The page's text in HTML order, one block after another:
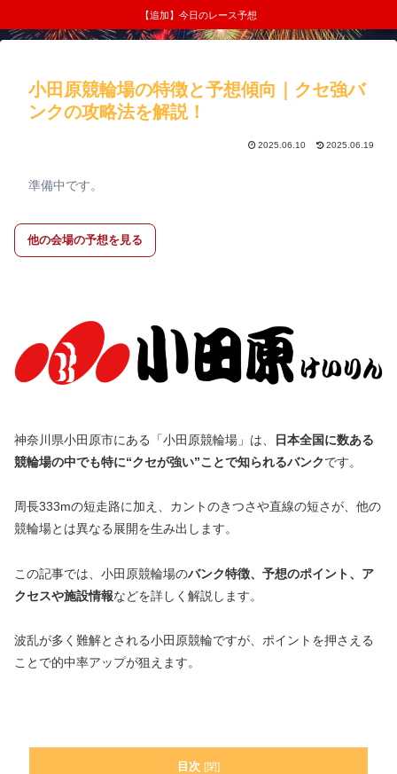
【追加】今日のレース予想
小田原競輪場の特徴と予想傾向｜クセ強バ
ンクの攻略法を解説！
2025.06.10 2025.06.19
準備中です。
他の会場の予想を見る
神奈川県小田原市にある「小田原競輪場」は、
日本全国に数ある
競輪場の中でも特に“クセが強い”ことで知られるバンクです。
周長333mの短走路に加え、カントのきつさや直線の短さが、他の
競輪場とは異なる展開を生み出します。
この記事では、小田原競輪場のバンク特徴、予想のポイント、ア
クセスや施設情報などを詳しく解説します。
波乱が多く難解とされる小田原競輪ですが、ポイントを押さえる
ことで的中率アップが狙えます。
目次 [閉]